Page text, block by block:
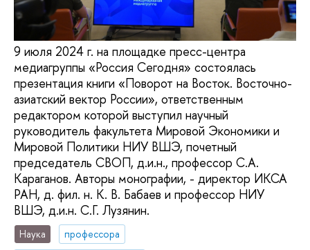
9 июля 2024 г. на площадке пресс-центра
медиагруппы «Россия Сегодня» состоялась
презентация книги «Поворот на Восток. Восточно-
азиатский вектор России», ответственным
редактором которой выступил научный
руководитель факультета Мировой Экономики и
Мировой Политики НИУ ВШЭ, почетный
председатель СВОП, д.и.н., профессор С.А.
Караганов. Авторы монографии, - директор ИКСА
РАН, д. фил. н. К. В. Бабаев и профессор НИУ
ВШЭ, д.и.н. С.Г. Лузянин.
Наука
профессора